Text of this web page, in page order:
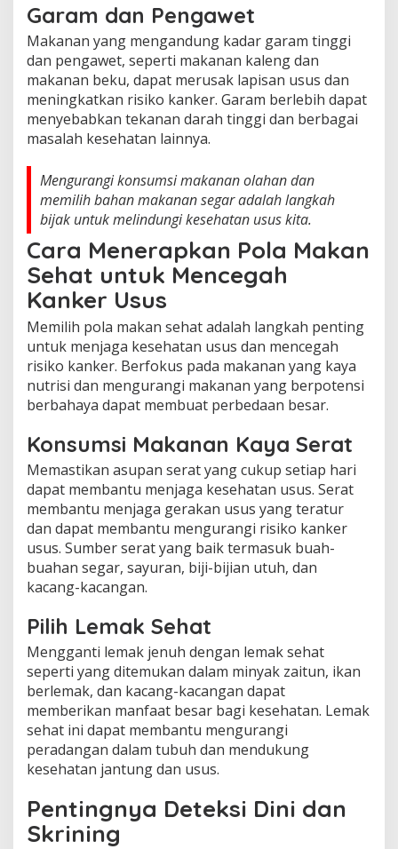
Garam dan Pengawet
Makanan yang mengandung kadar garam tinggi
dan pengawet, seperti makanan kaleng dan
makanan beku, dapat merusak lapisan usus dan
meningkatkan risiko kanker. Garam berlebih dapat
menyebabkan tekanan darah tinggi dan berbagai
masalah kesehatan lainnya.
Mengurangi konsumsi makanan olahan dan
memilih bahan makanan segar adalah langkah
bijak untuk melindungi kesehatan usus kita.
Cara Menerapkan Pola Makan
Sehat untuk Mencegah
Kanker Usus
Memilih pola makan sehat adalah langkah penting
untuk menjaga kesehatan usus dan mencegah
risiko kanker. Berfokus pada makanan yang kaya
nutrisi dan mengurangi makanan yang berpotensi
berbahaya dapat membuat perbedaan besar.
Konsumsi Makanan Kaya Serat
Memastikan asupan serat yang cukup setiap hari
dapat membantu menjaga kesehatan usus. Serat
membantu menjaga gerakan usus yang teratur
dan dapat membantu mengurangi risiko kanker
usus. Sumber serat yang baik termasuk buah-
buahan segar, sayuran, biji-bijian utuh, dan
kacang-kacangan.
Pilih Lemak Sehat
Mengganti lemak jenuh dengan lemak sehat
seperti yang ditemukan dalam minyak zaitun, ikan
berlemak, dan kacang-kacangan dapat
memberikan manfaat besar bagi kesehatan. Lemak
sehat ini dapat membantu mengurangi
peradangan dalam tubuh dan mendukung
kesehatan jantung dan usus.
Pentingnya Deteksi Dini dan
Skrining